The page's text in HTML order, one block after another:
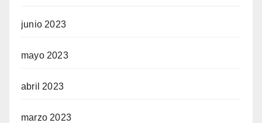
junio 2023
mayo 2023
abril 2023
marzo 2023